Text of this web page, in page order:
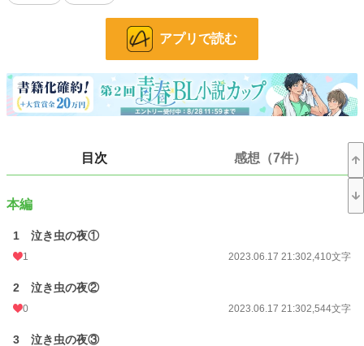
な裕也が海ぼうずさんに溺愛されてます。作中では、海ぼうずは主人公に"クラ
す。
総受け/愛され/触手/異種姦/快楽責め/尿道責め/無理やり
小説
4,256 位 / 31,454 件
お気に入り
24h.ポイント 49 pt
アプリで読む
目次 感想（7件）
本編
1 泣き虫の夜①
1 2023.06.17 21:302,410文字
2 泣き虫の夜②
0 2023.06.17 21:302,544文字
3 泣き虫の夜③